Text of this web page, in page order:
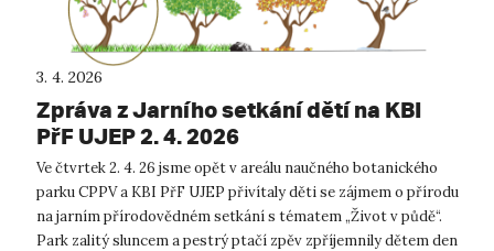
3. 4. 2026
Zpráva z Jarního setkání dětí na KBI
PřF UJEP 2. 4. 2026
Ve čtvrtek 2. 4. 26 jsme opět v areálu naučného botanického
parku CPPV a KBI PřF UJEP přivítaly děti se zájmem o přírodu
na jarním přírodovědném setkání s tématem „Život v půdě“.
Park zalitý sluncem a pestrý ptačí zpěv zpříjemnily dětem den